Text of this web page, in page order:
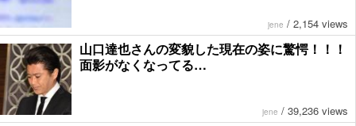
jene / 2,154 views
山口達也さんの変貌した現在の姿に驚愕！！！
面影がなくなってる…
jene / 39,236 views